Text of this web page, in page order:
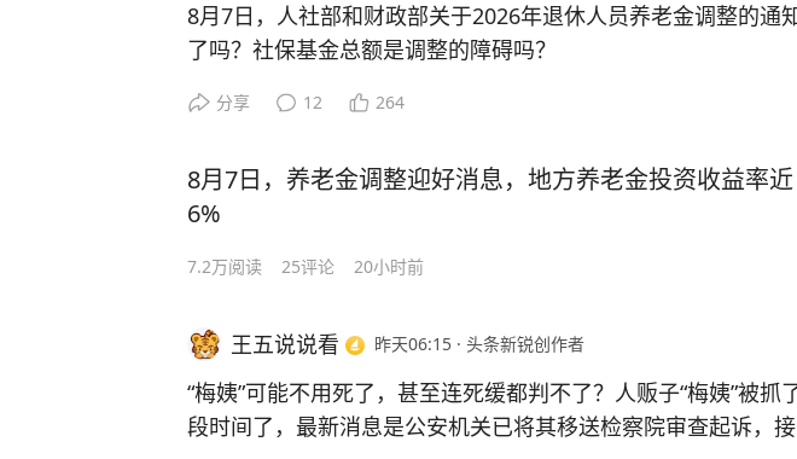
总而言之，一旦国内所有地区都推行对境外保险收益征收个税，
这卡片充电器拿到手确实小，好像都没有银行卡那么大，折叠插
咬得很紧，这种设计就非常适合插在垂直的插座上，一路两个
备同时回血，坐在床上一边办公一边看看手机摸鱼，好不惬意~
PS、UFCS融合快充、华为SCP都支持，小米也能跑澎湃秒充，基
较轻松了。
大家用过酷态科家的产品吗，你们觉得酷态科6号电能卡片Air
8月7日，人社部和财政部关于2026年退休人员养老金调整的通
了吗？社保基金总额是调整的障碍吗？
8月初全国社会保障基金理事会发布2025年基本养老保险基金受托
5万亿元，全年实现投资收益1421亿元，年投资收益率达5.76%。
这个近6%的年化收益含金量很高，养老保险基金始终把安全边际
首先是想给广大退休人员吃下定心丸，完全没必要为养老保险基
的资金储备不足而焦虑，更别把今年城镇职工养老金调整通知
未发的原因，错误归咎于“养老金没钱了”。
分享 12 264
8月7日，养老金调整迎好消息，地方养老金投资收益率近
6%
7.2万阅读 25评论 20小时前
王五说说看 昨天06:15 · 头条新锐创作者
“梅姨”可能不用死了，甚至连死缓都判不了？人贩子“梅姨”被抓
段时间了，最新消息是公安机关已将其移送检察院审查起诉，